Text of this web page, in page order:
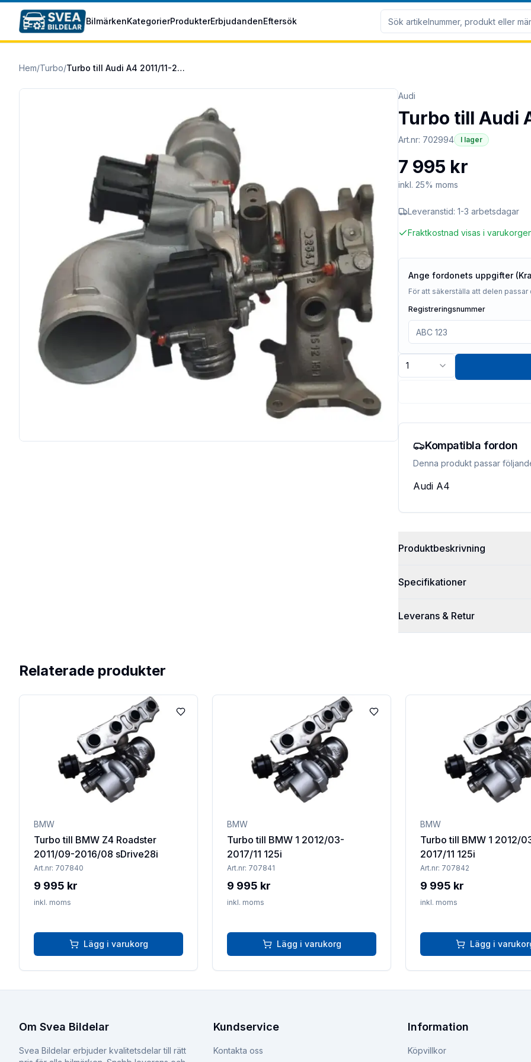
Hoppa till huvudinnehåll
BilmärkenKategorierProdukterErbjudandenEftersök
Hem/Turbo/ Turbo till Audi A4 2011/11-2015/12 1.8 TFSI
Audi
Turbo till Audi
Art.nr: 702994 I lager
7 995 kr
inkl. 25% moms
Leveranstid: 1-3 arbetsdagar
Fraktkostnad visas i
Ange fordonets uppgifter
För att säkerställa att delen
Registreringsnummer
1
Kompatibla fordon
Denna produkt passar
Audi A4
Produktbeskrivning
Specifikationer
Leverans & Retur
Relaterade produkter
Lägg till i favoriter
BMW
Turbo till BMW Z4 Roadster
2011/09-2016/08 sDrive28i
Art.nr: 707840
9 995 kr
inkl. moms
Lägg i varukorg
Lägg till i favoriter
BMW
Turbo till BMW 1 2012/03-
2017/11 125i
Art.nr: 707841
9 995 kr
inkl. moms
Lägg i varukorg
BMW
Turbo till BMW 1 2012/
2017/11 125i
Art.nr: 707842
9 995 kr
inkl. moms
Lägg i
Om Svea Bildelar
Svea Bildelar erbjuder kvalitetsdelar till rätt
Kundservice
Kontakta oss
Information
Köpvillkor